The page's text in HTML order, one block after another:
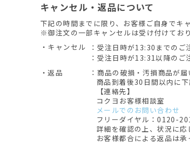
キャンセル・返品について
下記の時間までに限り、お客様ご自身でキ
※御注文の一部キャンセルは受け付けてお
・キャンセル
：受注日時が13:30までの
：受注日時が13:31以降の
・返品
：商品の破損・汚損商品が届
商品到着後30日間以内に
【連絡先】
コクヨお客様相談室
メールでのお問い合わせ
フリーダイヤル：0120-
詳細を確認の上、状況に応
お客様都合による返品は承